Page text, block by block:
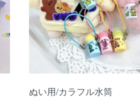
ぬい用/カラフル水筒